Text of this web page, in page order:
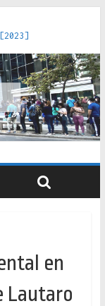
Estados :
una teoría
[2020]
[2019]
Obrero en
en
Lautaro